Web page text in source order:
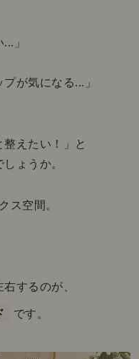
」
が気になる...」
えたい！」と
ょうか。
ス空間。
するのが、
です。